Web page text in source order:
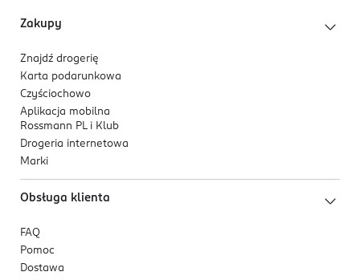
odpowiedni do codziennego stosowania,
produkt wegański,
przebadany dermatologicznie,
PETA Approved.
Składniki aktywne
kwas hialuronowy,
Zakupy
Znajdź drogerię
Karta podarunkowa
Czyściochowo
Aplikacja mobilna
Rossmann PL i Klub
Drogeria internetowa
Marki
Obsługa klienta
FAQ
Pomoc
Dostawa